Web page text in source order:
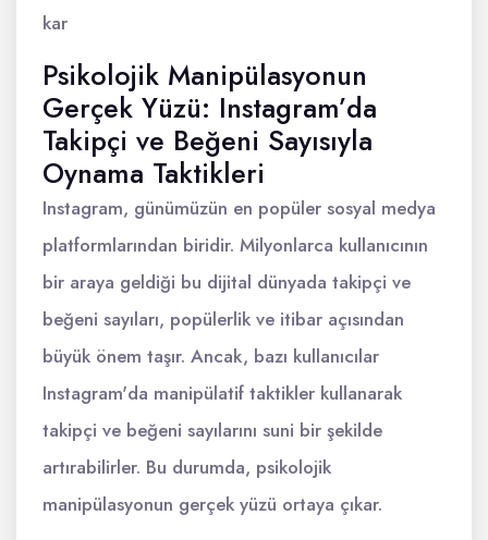
kar
Psikolojik Manipülasyonun
Gerçek Yüzü: Instagram’da
Takipçi ve Beğeni Sayısıyla
Oynama Taktikleri
Instagram, günümüzün en popüler sosyal medya
platformlarından biridir. Milyonlarca kullanıcının
bir araya geldiği bu dijital dünyada takipçi ve
beğeni sayıları, popülerlik ve itibar açısından
büyük önem taşır. Ancak, bazı kullanıcılar
Instagram'da manipülatif taktikler kullanarak
takipçi ve beğeni sayılarını suni bir şekilde
artırabilirler. Bu durumda, psikolojik
manipülasyonun gerçek yüzü ortaya çıkar.